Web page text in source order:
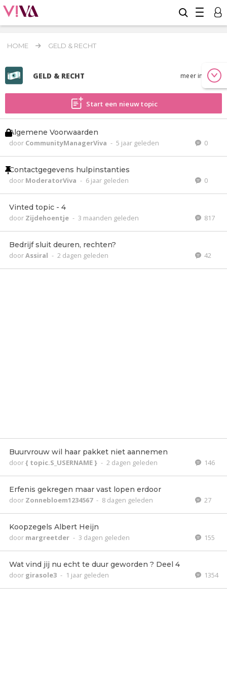
HOME GELD & RECHT
GELD & RECHT meer info
Start een nieuw topic
Algemene Voorwaarden
door CommunityManagerViva - 5 jaar geleden 0
Contactgegevens hulpinstanties
door ModeratorViva - 6 jaar geleden 0
Vinted topic - 4
door Zijdehoentje - 3 maanden geleden 817
Bedrijf sluit deuren, rechten?
doorAssiral - 2 dagen geleden 42
Buurvrouw wil haar pakket niet aannemen
door{ topic.S_USERNAME } - 2 dagen geleden 146
Erfenis gekregen maar vast lopen erdoor
door Zonnebloem1234567 - 8 dagen geleden 27
Koopzegels Albert Heijn
door margreetder - 3 dagen geleden 155
Wat vind jij nu echt te duur geworden ? Deel 4
door girasole3 - 1 jaar geleden 1354